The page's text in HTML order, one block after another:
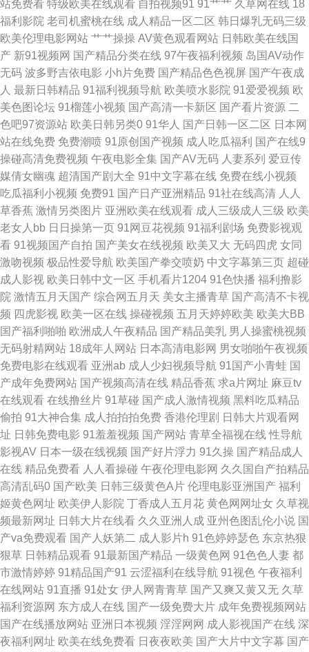
国产 老牛av综合资源站 亚洲精品在线一 91在线色色 激情乱伦五月天黄色 午
夜成人免费网站 欧美日韩在线视频精品 国厂av在线 午夜韩国区二区 91碰在
线视频观看 国产精品久久紫色 婷婷五月天激情文学 91热资源站 国产精品国
产精品 亚洲精品国产成人 日韩高清无码社区 五月激情家庭教师婷婷 深夜av
欧美性爱亚洲 桃花91 深夜色情污网址 色欲香淫综合 婷婷五月天乱 深爱激情
婷婷五月 久久香蕉狼人影视 中文字幕人妻无码三区 AV手机在线播放不卡 日
韩妞妞黄色网 91论坛最新入口 国产98 天天看夜夜撸 91网站播放 激情五月
深爱激情网 午夜男女很黄的视频 91网站不用下载直接观看 男人的天堂91 91
豆花视频18网站 成人看片 日韩第一页在线观看 91免费观看 国产精品9 日韩
免费黄色网址 91国产超碰在线 九九国产久久 影音先锋AV日韩资源 99热色在
线观看 欧美性爱Tv人与兽 91露脸熟女视频 国产欧美成人麻豆久久 探花精选
视频网站 草莓丝瓜站 日韩成人无码 国产亚洲欧美成人 午夜剧场尤物性爱 91
香蕉国产线 久久亚洲熟妇熟女 亚洲天堂网2026 波多野吉依无码 女优导航网
站大全 91探花在线观看百度 男人的天堂91 在线不卡a 大香蕉肏屄丁香 人人
妻99人人弄 91蜜桃网址 国产专区 日本亚洲天堂日本国产 国产精品久久… 亚
洲色玖悠悠 91韩剧 蜜臀官网 91丁香视频 色爸Av 91次元网站 国产福利漂漂
网 91大神在线视频看看 草莓视屏s 欧美精品性爱91 伊人开心网221 91视频
国产网址 国产福利精品社 美女很黄免费 天天干天天sge 91大神合集 www久
久 激情91视频 婷婷第五页 91三及片网址 国产极品15P 欧美日本色噜噜 先
站免费看 特级欧美在线观看 自拍视频91 91艹艹 久草网在线 18
福利影院 老司机蜜桃在线 成人精品一区二区 韩日爆乳无码三级
欧美伦理电影网站 艹艹操操 AV黄色观看网站 日韩欧美在线国
产 新91视频网 国产精品分类在线 97午夜福利视频 岛国AV动作
无码 波多野吉依电影 小h片免费 国产精品色色视屏 国产午夜成
人 最新日韩精品 91福利视频导航 欧美喷水影院 91爱爱视频 欧
美色图论坛 91榴莲小视频 国产高清一卡新区 国产看片资源 二
色吧97资源站 欧美日韩另类0 91华人 国产日韩一区二区 日本网
站在线免费 免费潮喷 91原创国产视频 成人吃瓜福利 国产在线9
操碰高清免费视频 午夜电影全集 国产AV无码 人妻系列 爱豆传
媒倩女幽魂 超清国产剧大全 91中文字幕在线 免费在线小视频
吃瓜福利小视频 免费91 国产日产亚洲精品 91社在线高清 人人
草香蕉 激情另类图片 亚洲欧美在线观看 成人三级成人三级 欧美
老女人bb 日日操第一页 91网豆花视频 91福利剧场 免费影视观
看 91视频国产自拍 国产美女在线视频 欧美又大 无码四虎 女同
激吻视频 极品性爱导航 欧美国产拳交喷奶 中文字幕第三页 超碰
成人影视 欧美日韩中文一区 手机看片1204 91色快播 福利撸影
院 激情五月天国产 综合网五月天 美女主播青草 国产高清不卡视
频 四虎影视 欧美一区在线 操碰视频 五月天婷婷欧美 欧美大BB
国产福利啪啪 欧洲成人午夜精品 国产精品美乳 男人操蜜桃视频
无码射精网站 18成年人网站 日本高清电影网 男女啪啪午夜视频
免费电影在线观看 亚洲ab 成人少妇视频导航 91国产小青蛙 国
产成年免费网站 国产视频高清在线 精品香蕉 求a片网址 麻豆tv
在线观看 在线撸丝片 91草碰 国产成人激情视频 黑料吃瓜精品
偷拍 91大神合集 成人拍拍拍免费 香港伦理剧 日韩大片观看网
址 日韩免费电影 91羞羞视频 国产网站 青草全福视在线 性导航
影视AV 日本一级在线视频 国产好片浮力 91久操 国产精品成人
在线 精品免费看 人人看操碰 午夜伦理电影网 久久国自产拍精品
高清乱码0 国产欧美 日韩三级黄色A片 伦理电影亚洲国产 福利
姬黄色网址 欧美伊人影院 丁香成人五月花 黄色网网址女 久草视
频最新网址 日韩大片在线看 久久亚洲人成 亚州色图乱伦小说 国
产va免费观看 国产人妖第二 成人影片h 91色婷婷瑟色 东京热狠
狠草 日韩精品观看 91最新国产精品 一级黄色网 91色色人妻 都
市激情婷婷 91精品国产91 云涩福利在线导航 91视色 午夜福利
在线网站 91直播 91处女 伊人网青青草 国产又爽又黄又无 久草
福利资源网 东方成人在线 国产一级免费大片 成年免费视频网站
国产在线播放网站 亚洲日本视频 淫淫网网 成人影视国产在线 深
夜福利网址 欧美在线免费看 日夜夜欧美 国产大片中文字幕 国产